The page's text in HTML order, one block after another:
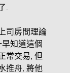
.
司房間理論
知道這個
常交易, 但
推舟, 將他